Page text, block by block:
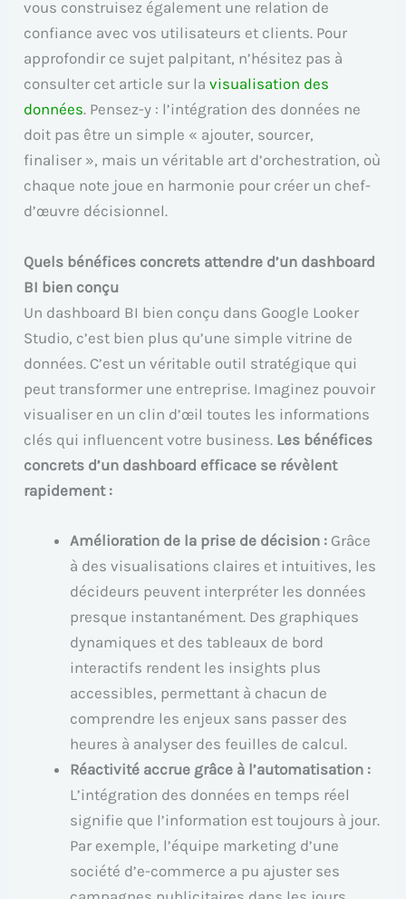
vous construisez également une relation de
confiance avec vos utilisateurs et clients. Pour
approfondir ce sujet palpitant, n’hésitez pas à
consulter cet article sur lavisualisation des
données. Pensez-y : l’intégration des données ne
doit pas être un simple « ajouter, sourcer,
finaliser », mais un véritable art d’orchestration, où
chaque note joue en harmonie pour créer un chef-
d’œuvre décisionnel.
Quels bénéfices concrets attendre d’un dashboard
BI bien conçu
Un dashboard BI bien conçu dans Google Looker
Studio, c’est bien plus qu’une simple vitrine de
données. C’est un véritable outil stratégique qui
peut transformer une entreprise. Imaginez pouvoir
visualiser en un clin d’œil toutes les informations
clés qui influencent votre business. Les bénéfices
concrets d’un dashboard efficace se révèlent
rapidement :
Amélioration de la prise de décision : Grâce
à des visualisations claires et intuitives, les
décideurs peuvent interpréter les données
presque instantanément. Des graphiques
dynamiques et des tableaux de bord
interactifs rendent les insights plus
accessibles, permettant à chacun de
comprendre les enjeux sans passer des
heures à analyser des feuilles de calcul.
Réactivité accrue grâce à l’automatisation :
L’intégration des données en temps réel
signifie que l’information est toujours à jour.
Par exemple, l’équipe marketing d’une
société d’e-commerce a pu ajuster ses